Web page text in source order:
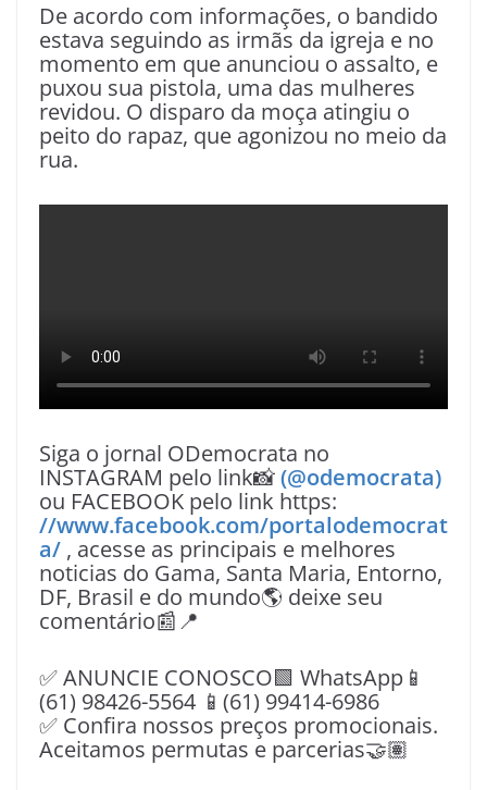
De acordo com informações, o bandido
estava seguindo as irmãs da igreja e no
momento em que anunciou o assalto, e
puxou sua pistola, uma das mulheres
revidou. O disparo da moça atingiu o
peito do rapaz, que agonizou no meio da
rua.
Siga o jornal ODemocrata no
INSTAGRAM pelo link📸(@odemocrata)
ou FACEBOOK pelo link https:
//www.facebook.com/portalodemocrat
a/ , acesse as principais e melhores
noticias do Gama, Santa Maria, Entorno,
DF, Brasil e do mundo🌎 deixe seu
comentário📰📍
✅ ANUNCIE CONOSCO🟩 WhatsApp📱
(61) 98426-5564 📱(61) 99414-6986
✅ Confira nossos preços promocionais.
Aceitamos permutas e parcerias🤝🏽